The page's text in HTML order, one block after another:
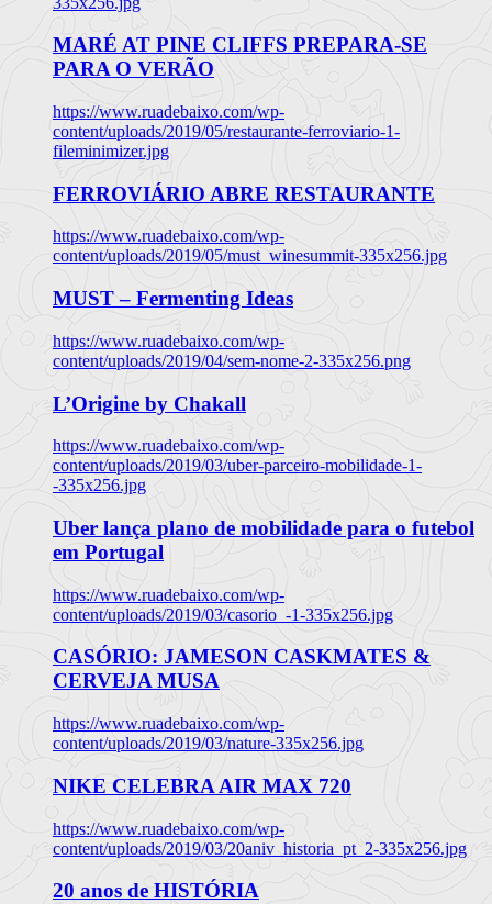
MARÉ AT PINE CLIFFS PREPARA-SE
PARA O VERÃO
https://www.ruadebaixo.com/wp-
content/uploads/2019/05/restaurante-ferroviario-1-
fileminimizer.jpg
FERROVIÁRIO ABRE RESTAURANTE
https://www.ruadebaixo.com/wp-
content/uploads/2019/05/must_winesummit-335x256.jpg
MUST – Fermenting Ideas
https://www.ruadebaixo.com/wp-
content/uploads/2019/04/sem-nome-2-335x256.png
L’Origine by Chakall
https://www.ruadebaixo.com/wp-
content/uploads/2019/03/uber-parceiro-mobilidade-1-
-335x256.jpg
Uber lança plano de mobilidade para o futebol
em Portugal
https://www.ruadebaixo.com/wp-
content/uploads/2019/03/casorio_-1-335x256.jpg
CASÓRIO: JAMESON CASKMATES &
CERVEJA MUSA
https://www.ruadebaixo.com/wp-
content/uploads/2019/03/nature-335x256.jpg
NIKE CELEBRA AIR MAX 720
https://www.ruadebaixo.com/wp-
content/uploads/2019/03/20aniv_historia_pt_2-335x256.jpg
20 anos de HISTÓRIA